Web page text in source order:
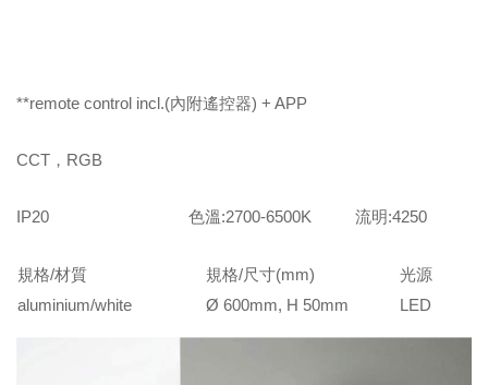
**remote control incl.(內附遙控器) + APP
CCT，RGB
IP20 色溫:2700-6500K 流明:4250
規格/材質 規格/尺寸(mm)
光源
aluminium/white
Ø 600mm, H 50mm LED